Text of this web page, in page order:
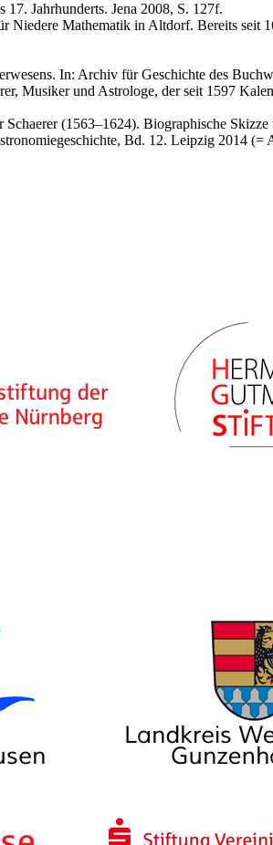
Jahrhunderts. Jena 2008, S. 127f.
Niedere Mathematik in Altdorf. Bereits seit
In: Archiv für Geschichte des
Musiker und Astrologe, der seit 1597
(1563–1624). Biographische
Bd. 12. Leipzig 2014 (=